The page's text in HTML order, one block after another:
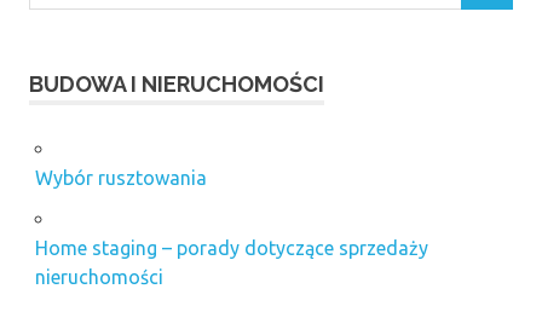
BUDOWA I NIERUCHOMOŚCI
Wybór rusztowania
Home staging – porady dotyczące sprzedaży
nieruchomości